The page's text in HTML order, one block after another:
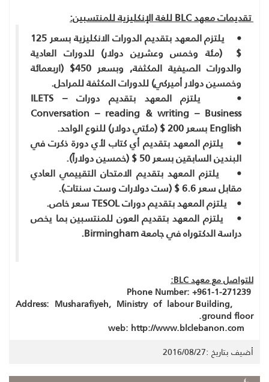
تقديمات معهد BLC للغة الإنكليزية للمنتسبين:
• يلتزم المعهد بتقديم الدورات الانكليزية بسعر 125
$ (مئة وخمس وعشرين دولار) للدورات العادية
والدورات الصيفية المكثفة, وبسعر 450$ (اربعمائة
وخمسين دولار أميركي) للدورات المكثفة للمراحل.
• يلتزم المعهد بتقديم دورات ILETS –
Conversation – reading & writing – Business
English بسعر 200 $ (مئتي دولار) للنوع الواحد.
• يلتزم المعهد بتقديم أي كتاب لأي دورة ذكرت في
البندين السابقين بسعر 50 $ (خمسين دولاراً).
• يلتزم المعهد بتقديم الامتحان التقييمي العادي
مقابل سعر 6.6 $ (ست دولارات وست سنتات).
• يلتزم المعهد بتقديم دورات TESOL سعر خاص.
• يلتزم المعهد بتقديم العون للمنتسبين بما يخص
دراسة الدكتوراه في جامعة Birmingham.
للتواصل مع معهد BLC
:
Address: Musharafiyeh, Ministry of labour Building,
ground floor.
أضيف بتاريخ :2016/08/27